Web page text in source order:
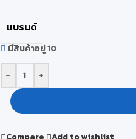
แบรนด์
มีสินค้าอยู่ 10
-
+